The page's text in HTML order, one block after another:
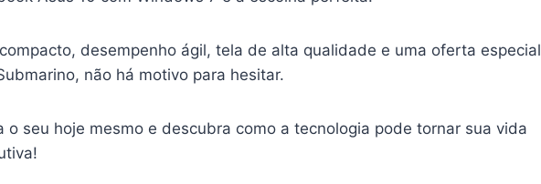
desempenho ágil, tela de alta qualidade e uma oferta especial
não há motivo para hesitar.
o seu hoje mesmo e descubra como a tecnologia pode tornar sua vida